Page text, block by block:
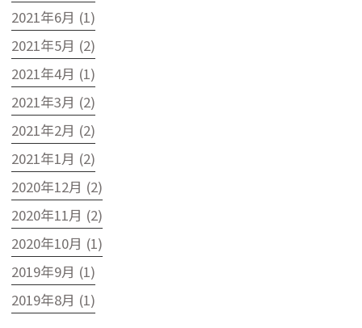
2021年6月 (1)
2021年5月 (2)
2021年4月 (1)
2021年3月 (2)
2021年2月 (2)
2021年1月 (2)
2020年12月 (2)
2020年11月 (2)
2020年10月 (1)
2019年9月 (1)
2019年8月 (1)